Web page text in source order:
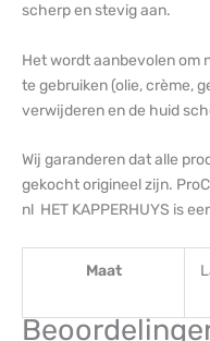
scherp en stevig aan.
Het wordt aanbevolen om
te gebruiken (olie, crème,
verwijderen en de huid
Wij garanderen dat alle
gekocht origineel zijn.
nl HET KAPPERHUYS is
Maat